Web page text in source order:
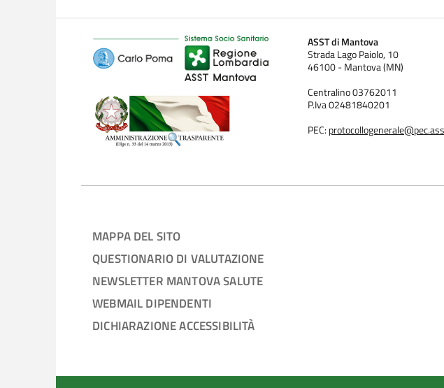
ASST di Mantova
Strada Lago Paiolo, 10
46100 - Mantova (MN)
Centralino 03762011
P.Iva 02481840201
PEC:
MAPPA DEL SITO
QUESTIONARIO DI VALUTAZIONE
NEWSLETTER MANTOVA SALUTE
WEBMAIL DIPENDENTI
DICHIARAZIONE ACCESSIBILITÀ